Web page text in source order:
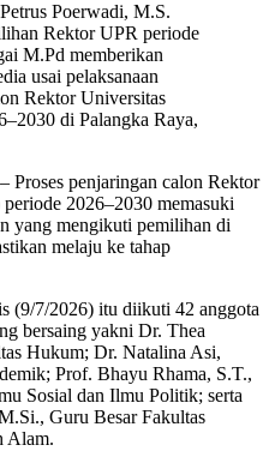
Poerwadi, M.S.
Rektor UPR periode
M.Pd memberikan
usai pelaksanaan
Rektor Universitas
di Palangka Raya,
– Proses penjaringan calon Rektor
2026–2030 memasuki
yang mengikuti pemilihan di
melaju ke tahap
(9/7/2026) itu diikuti 42 anggota
bersaing yakni Dr. Thea
Hukum; Dr. Natalina Asi,
Prof. Bhayu Rhama, S.T.,
Sosial dan Ilmu Politik; serta
Guru Besar Fakultas
Alam.